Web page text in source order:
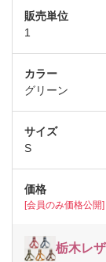
1
グリーン
S
[会員のみ価格公開]
栃木レ